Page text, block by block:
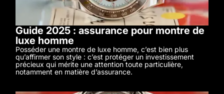
Guide 2025 : assurance pour montre de
luxe homme
Posséder une montre de luxe homme, c’est bien plus
qu’affirmer son style : c’est protéger un investissement
précieux qui mérite une attention toute particulière,
notamment en matière d’assurance.